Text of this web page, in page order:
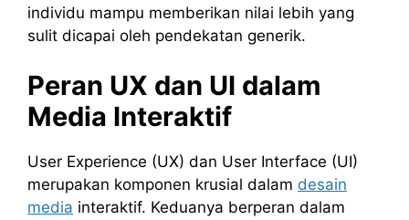
individu mampu memberikan nilai lebih yang
sulit dicapai oleh pendekatan generik.
Peran UX dan UI dalam
Media Interaktif
User Experience (UX) dan User Interface (UI)
merupakan komponen krusial dalam desain
media interaktif. Keduanya berperan dalam